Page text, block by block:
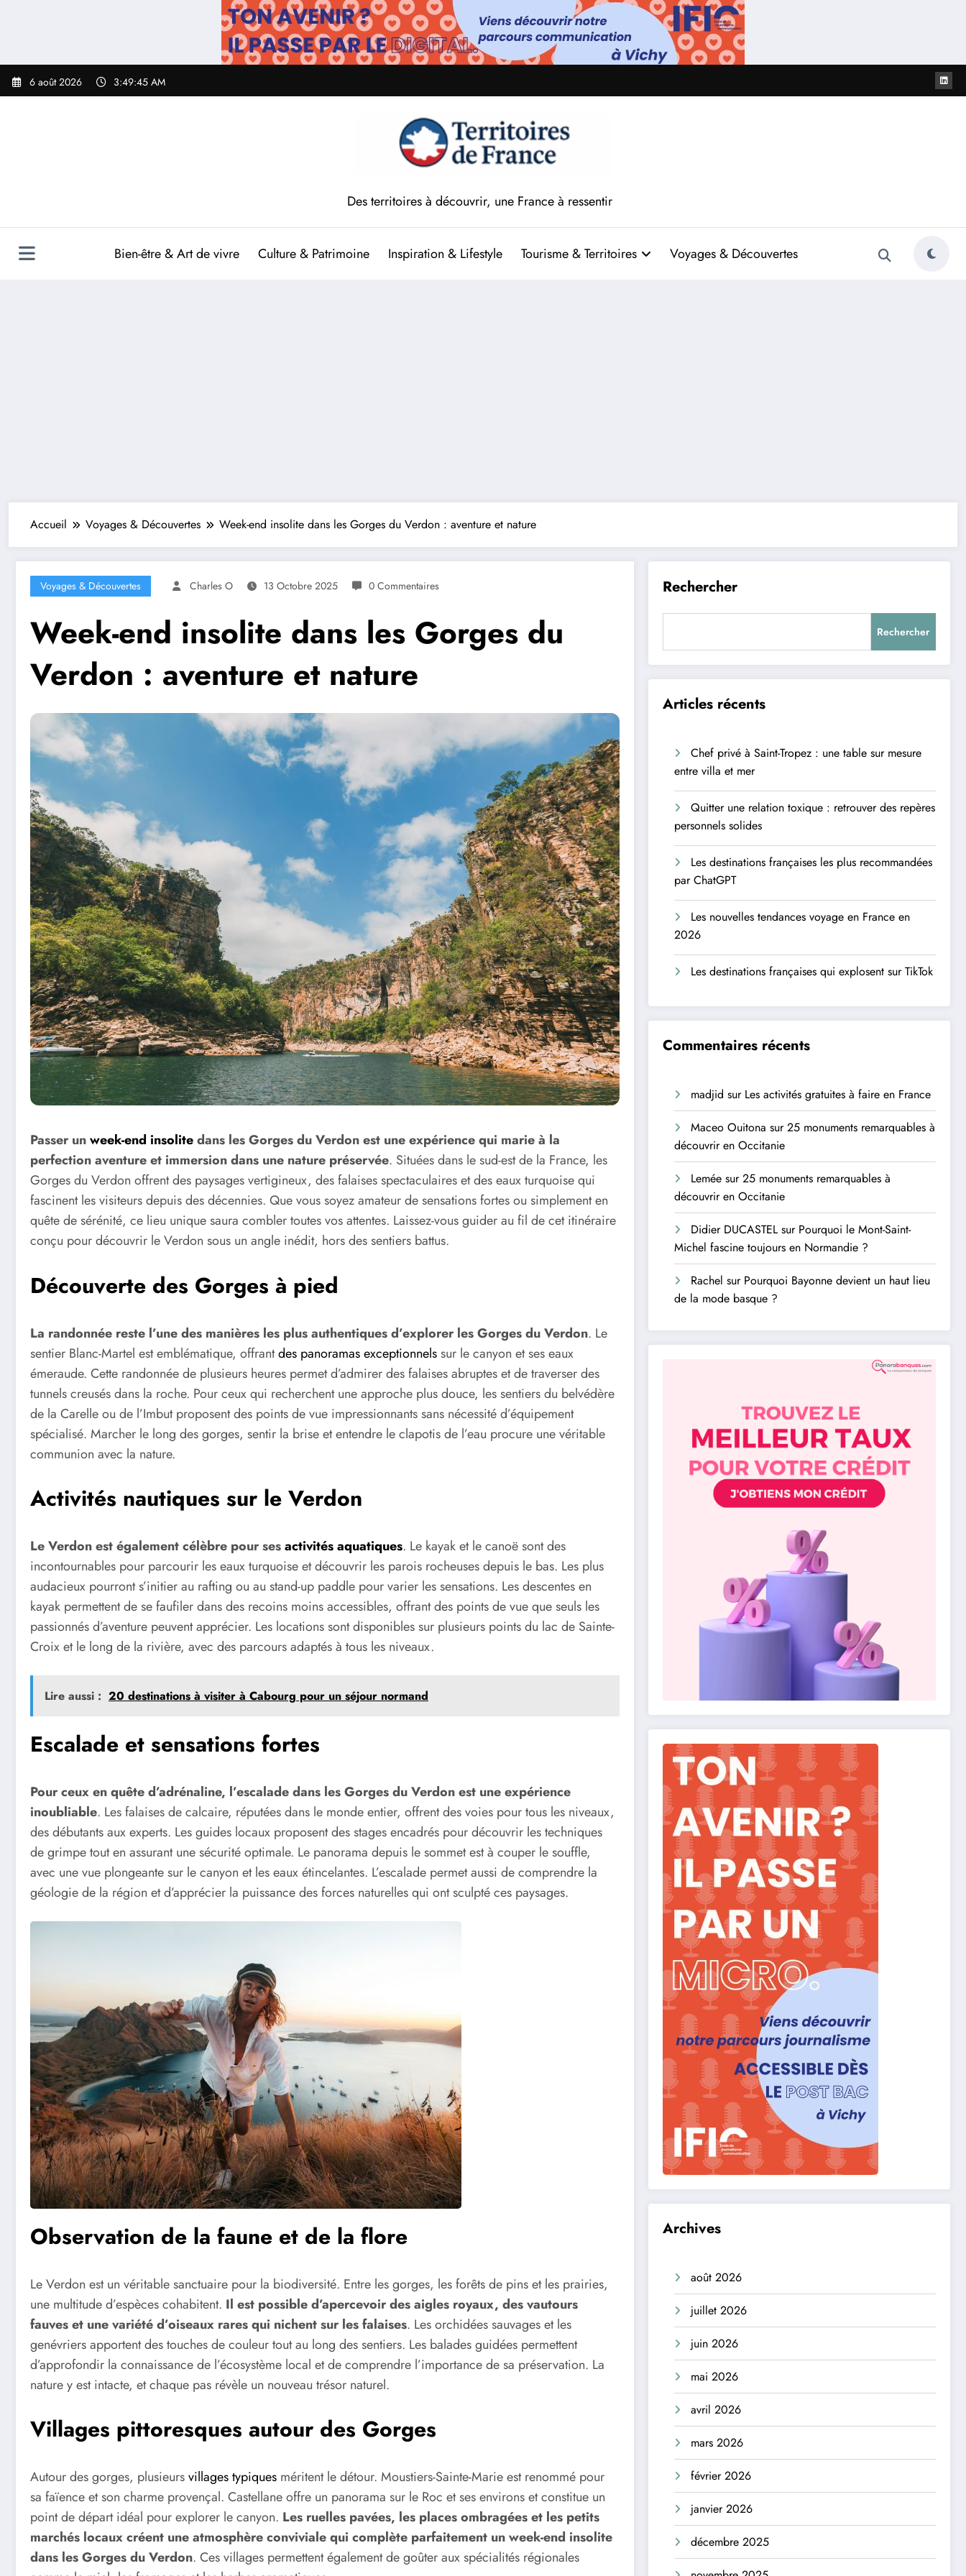
6 août 2026 3:49:46 AM
Des territoires à découvrir, une France à ressentir
Bien-être & Art de vivre Culture & Patrimoine Inspiration & Lifestyle Tourisme & Territoires Voyages & Découvertes
Accueil Voyages & Découvertes Week-end insolite dans les Gorges du Verdon : aventure et nature
Voyages & Découvertes Charles O 13 Octobre 2025 0 Commentaires
Week-end insolite dans les Gorges du
Verdon : aventure et nature
Passer unweek-end insolitedans les Gorges du Verdon est une expérience qui marie à la
perfection aventure et immersion dans une nature préservée. Situées dans le sud-est de la France, les
Gorges du Verdon offrent des paysages vertigineux, des falaises spectaculaires et des eaux turquoise qui
fascinent les visiteurs depuis des décennies. Que vous soyez amateur de sensations fortes ou simplement en
quête de sérénité, ce lieu unique saura combler toutes vos attentes. Laissez-vous guider au fil de cet itinéraire
conçu pour découvrir le Verdon sous un angle inédit, hors des sentiers battus.
Découverte des Gorges à pied
La randonnée reste l’une des manières les plus authentiques d’explorer les Gorges du Verdon. Le
sentier Blanc-Martel est emblématique, offrantdes panoramas exceptionnelssur le canyon et ses eaux
émeraude. Cette randonnée de plusieurs heures permet d’admirer des falaises abruptes et de traverser des
tunnels creusés dans la roche. Pour ceux qui recherchent une approche plus douce, les sentiers du belvédère
de la Carelle ou de l’Imbut proposent des points de vue impressionnants sans nécessité d’équipement
spécialisé. Marcher le long des gorges, sentir la brise et entendre le clapotis de l’eau procure une véritable
communion avec la nature.
Activités nautiques sur le Verdon
Le Verdon est également célèbre pour sesactivités aquatiques. Le kayak et le canoë sont des
incontournables pour parcourir les eaux turquoise et découvrir les parois rocheuses depuis le bas. Les plus
audacieux pourront s’initier au rafting ou au stand-up paddle pour varier les sensations. Les descentes en
kayak permettent de se faufiler dans des recoins moins accessibles, offrant des points de vue que seuls les
passionnés d’aventure peuvent apprécier. Les locations sont disponibles sur plusieurs points du lac de Sainte-
Croix et le long de la rivière, avec des parcours adaptés à tous les niveaux.
Lire aussi : 20 destinations à visiter à Cabourg pour un séjour normand
Escalade et sensations fortes
Pour ceux en quête d’adrénaline, l’escalade dans les Gorges du Verdon est une expérience
inoubliable. Les falaises de calcaire, réputées dans le monde entier, offrent des voies pour tous les niveaux,
des débutants aux experts. Les guides locaux proposent des stages encadrés pour découvrir les techniques
de grimpe tout en assurant une sécurité optimale. Le panorama depuis le sommet est à couper le souffle,
avec une vue plongeante sur le canyon et les eaux étincelantes. L’escalade permet aussi de comprendre la
géologie de la région et d’apprécier la puissance des forces naturelles qui ont sculpté ces paysages.
Observation de la faune et de la flore
Le Verdon est un véritable sanctuaire pour la biodiversité. Entre les gorges, les forêts de pins et les prairies,
une multitude d’espèces cohabitent. Il est possible d’apercevoir des aigles royaux, des vautours
fauves et une variété d’oiseaux rares qui nichent sur les falaises. Les orchidées sauvages et les
genévriers apportent des touches de couleur tout au long des sentiers. Les balades guidées permettent
d’approfondir la connaissance de l’écosystème local et de comprendre l’importance de sa préservation. La
nature y est intacte, et chaque pas révèle un nouveau trésor naturel.
Villages pittoresques autour des Gorges
Autour des gorges, plusieursvillages typiques méritent le détour. Moustiers-Sainte-Marie est renommé pour
sa faïence et son charme provençal. Castellane offre un panorama sur le Roc et ses environs et constitue un
point de départ idéal pour explorer le canyon. Les ruelles pavées, les places ombragées et les petits
marchés locaux créent une atmosphère conviviale qui complète parfaitement un week-end insolite
dans les Gorges du Verdon. Ces villages permettent également de goûter aux spécialités régionales
Rechercher
Rechercher
Articles récents
Chef privé à Saint-Tropez : une table sur mesure
entre villa et mer
Quitter une relation toxique : retrouver des repères
personnels solides
Les destinations françaises les plus recommandées
par ChatGPT
Les nouvelles tendances voyage en France en
2026
Les destinations françaises qui explosent sur TikTok
Commentaires récents
madjid sur Les activités gratuites à faire en France
Maceo Ouitona sur25 monuments remarquables à
découvrir en Occitanie
Lemée sur25 monuments remarquables à
découvrir en Occitanie
Didier DUCASTEL sur Pourquoi le Mont-Saint-
Michel fascine toujours en Normandie ?
Rachel sur Pourquoi Bayonne devient un haut lieu
de la mode basque ?
Archives
août 2026
juillet 2026
juin 2026
mai 2026
avril 2026
mars 2026
février 2026
janvier 2026
décembre 2025